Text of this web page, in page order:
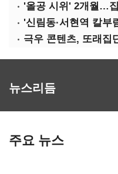
뉴스리듬
주요 뉴스